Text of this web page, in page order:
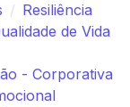
Resiliência
de Vida
- Corporativa